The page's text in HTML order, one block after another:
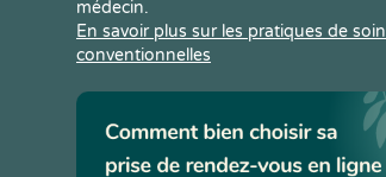
médecin.
En savoir plus sur les pratiques de
conventionnelles